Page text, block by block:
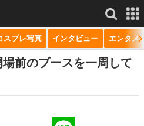
もっと見る
スプレ写真 インタビュー エンタメ
場前のブースを一周して